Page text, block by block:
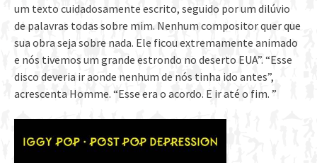
um texto cuidadosamente escrito, seguido por um dilúvio
de palavras todas sobre mim. Nenhum compositor quer que
sua obra seja sobre nada. Ele ficou extremamente animado
e nós tivemos um grande estrondo no deserto EUA”. “Esse
disco deveria ir aonde nenhum de nós tinha ido antes”,
acrescenta Homme. “Esse era o acordo. E ir até o fim. ”